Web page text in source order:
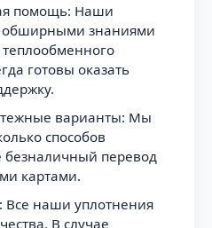
помощь: Наши
обширными знаниями
готовы оказать
варианты: Мы
способов
безналичный перевод
картами.
Все наши уплотнения
В случае